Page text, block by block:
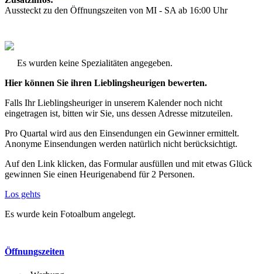
Aussteckt zu den Öffnungszeiten von MI - SA ab 16:00 Uhr
Es wurden keine Spezialitäten angegeben.
Hier können Sie ihren Lieblingsheurigen bewerten.
Falls Ihr Lieblingsheuriger in unserem Kalender noch nicht
eingetragen ist, bitten wir Sie, uns dessen Adresse mitzuteilen.
Pro Quartal wird aus den Einsendungen ein Gewinner ermittelt.
Anonyme Einsendungen werden natürlich nicht berücksichtigt.
Auf den Link klicken, das Formular ausfüllen und mit etwas Glück
gewinnen Sie einen Heurigenabend für 2 Personen.
Los gehts
Es wurde kein Fotoalbum angelegt.
Öffnungszeiten